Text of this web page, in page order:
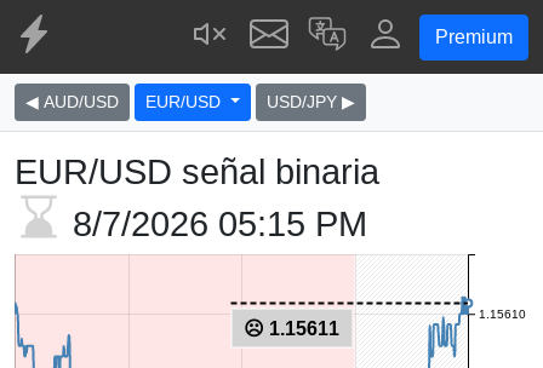
Premium
◀ AUD/USD EUR/USD USD/JPY ▶
EUR/USD señal binaria
8/7/2026 05:15 PM
1.15610
☹ 1.15611